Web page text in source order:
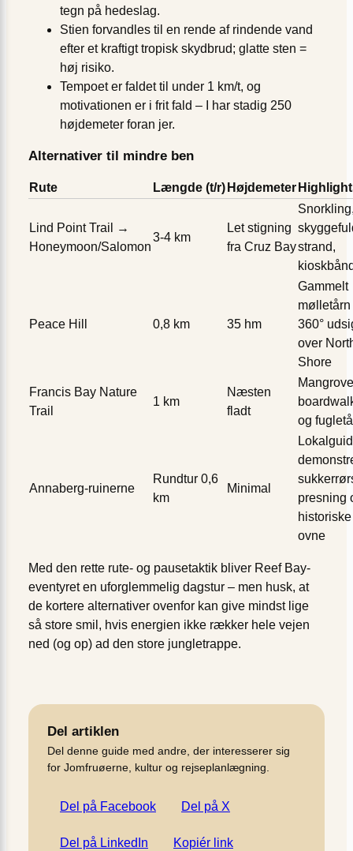
tegn på hedeslag.
Stien forvandles til en rende af rindende vand
efter et kraftigt tropisk skydbrud; glatte sten =
høj risiko.
Tempoet er faldet til under 1 km/t, og
motivationen er i frit fald – I har stadig 250
højdemeter foran jer.
Alternativer til mindre ben
Rute Længde (t/r) Højdemeter
Lind Point Trail →
Honeymoon/Salomon
3-4 km
Let stigning
fra Cruz Baystrand,
Peace Hill 0,8 km 35 hm
Gammelt
mølletårn
360°
over
Shore
Francis Bay Nature
Trail
1 km
Næsten
fladt
og
Annaberg-ruinerne
Rundtur 0,6
km
Minimal
presning
historiske
ovne
Med den rette rute- og pausetaktik bliver Reef Bay-
eventyret en uforglemmelig dagstur – men husk, at
de kortere alternativer ovenfor kan give mindst lige
så store smil, hvis energien ikke rækker hele vejen
ned (og op) ad den store jungletrappe.
Del artiklen
Del denne guide med andre, der interesserer sig
for Jomfruøerne, kultur og rejseplanlægning.
Del på Facebook Del på X
Del på LinkedIn Kopiér link